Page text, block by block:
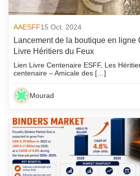
AAESFF15 Oct. 2024
Lancement de la boutique en ligne
Livre Héritiers du Feux
Lien Livre Centenaire ESFF, Les
centenaire – Amicale des […]
Mourad